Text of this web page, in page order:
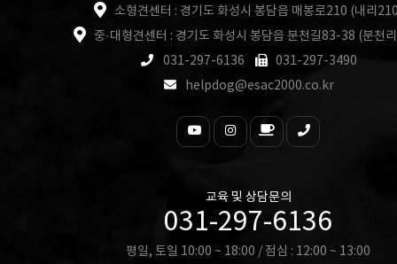
소형견센터 : 경기도 화성시 봉담읍 매봉로210 (내리
중·대형견센터 : 경기도 화성시 봉담읍 분천길83-38 (분천
031-297-6136
031-297-3490
helpdog@esac2000.co.kr
교육 및 상담문의
031-297-6136
평일, 토일 10:00 ~ 18:00 / 점심 : 12:00 ~ 13:00